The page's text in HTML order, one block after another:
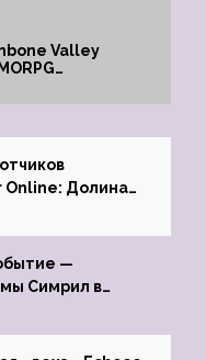
Valley
Online: Долина
—
Симрил в